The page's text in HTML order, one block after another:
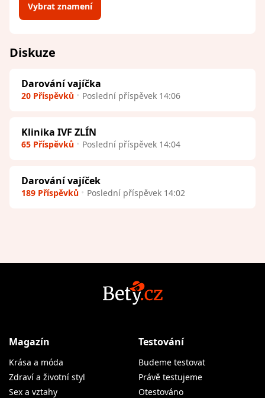
Vybrat znamení
Diskuze
Darování vajíčka
20 Příspěvků Poslední příspěvek 14:06
Klinika IVF ZLÍN
65 Příspěvků Poslední příspěvek 14:04
Darování vajíček
189 Příspěvků Poslední příspěvek 14:02
Magazín
Krása a móda
Zdraví a životní styl
Sex a vztahy
Testování
Budeme testovat
Právě testujeme
Otestováno